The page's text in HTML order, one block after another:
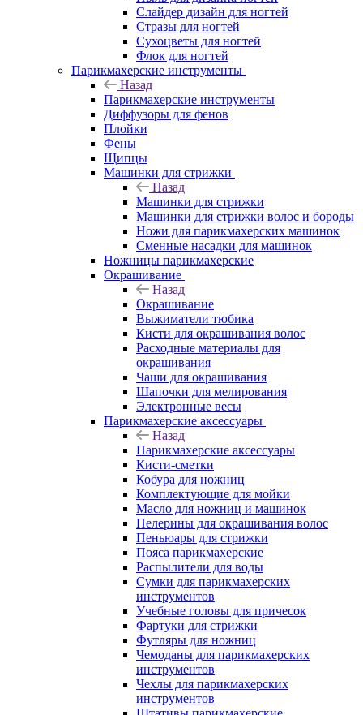
Слайдер дизайн для ногтей
Стразы для ногтей
Сухоцветы для ногтей
Флок для ногтей
Парикмахерские инструменты
Назад
Парикмахерские инструменты
Диффузоры для фенов
Плойки
Фены
Щипцы
Машинки для стрижки
Назад
Машинки для стрижки
Машинки для стрижки волос и бороды
Ножи для парикмахерских машинок
Сменные насадки для машинок
Ножницы парикмахерские
Окрашивание
Назад
Окрашивание
Выжиматели тюбика
Кисти для окрашивания волос
Расходные материалы для
окрашивания
Чаши для окрашивания
Шапочки для мелирования
Электронные весы
Парикмахерские аксессуары
Назад
Парикмахерские аксессуары
Кисти-сметки
Кобура для ножниц
Комплектующие для мойки
Масло для ножниц и машинок
Пелерины для окрашивания волос
Пеньюары для стрижки
Пояса парикмахерские
Распылители для воды
Сумки для парикмахерских
инструментов
Учебные головы для причесок
Фартуки для стрижки
Футляры для ножниц
Чемоданы для парикмахерских
инструментов
Чехлы для парикмахерских
инструментов